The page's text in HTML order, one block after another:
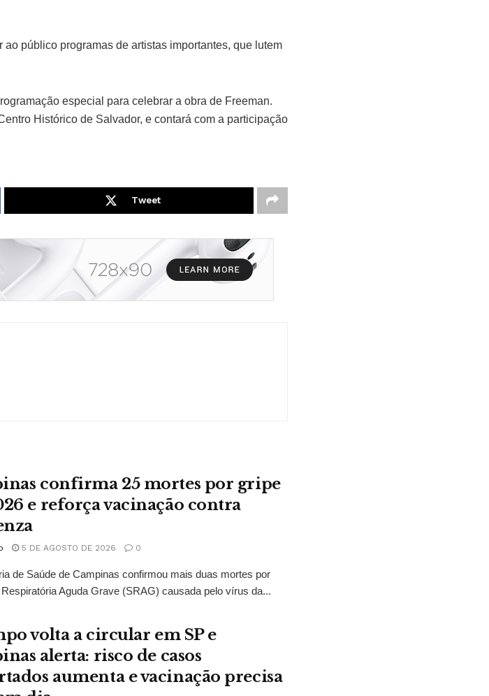
público programas de artistas importantes, que lutem
especial para celebrar a obra de Freeman.
Histórico de Salvador, e contará com a participação
Tweet
confirma 25 mortes por gripe
e reforça vacinação contra
5 DE AGOSTO DE 2026 0
de Saúde de Campinas confirmou mais duas mortes por
Aguda Grave (SRAG) causada pelo vírus da...
volta a circular em SP e
alerta: risco de casos
aumenta e vacinação precisa